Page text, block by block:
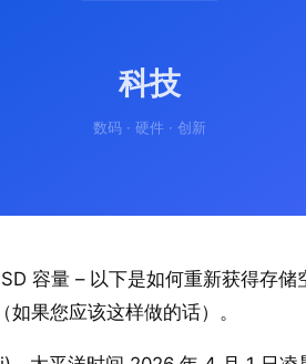
容量 – 以下是如何重新获得存储
果您应该这样做的话）。